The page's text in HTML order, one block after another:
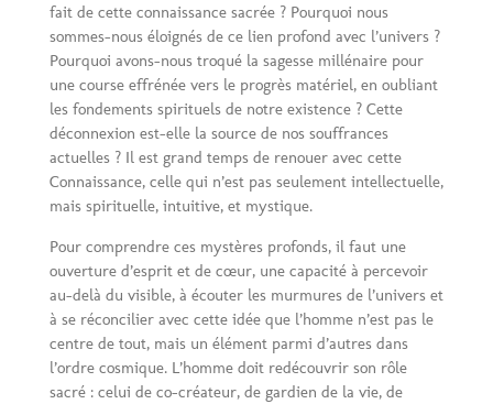
fait de cette connaissance sacrée ? Pourquoi nous
sommes-nous éloignés de ce lien profond avec l’univers ?
Pourquoi avons-nous troqué la sagesse millénaire pour
une course effrénée vers le progrès matériel, en oubliant
les fondements spirituels de notre existence ? Cette
déconnexion est-elle la source de nos souffrances
actuelles ? Il est grand temps de renouer avec cette
Connaissance, celle qui n’est pas seulement intellectuelle,
mais spirituelle, intuitive, et mystique.
Pour comprendre ces mystères profonds, il faut une
ouverture d’esprit et de cœur, une capacité à percevoir
au-delà du visible, à écouter les murmures de l’univers et
à se réconcilier avec cette idée que l’homme n’est pas le
centre de tout, mais un élément parmi d’autres dans
l’ordre cosmique. L’homme doit redécouvrir son rôle
sacré : celui de co-créateur, de gardien de la vie, de